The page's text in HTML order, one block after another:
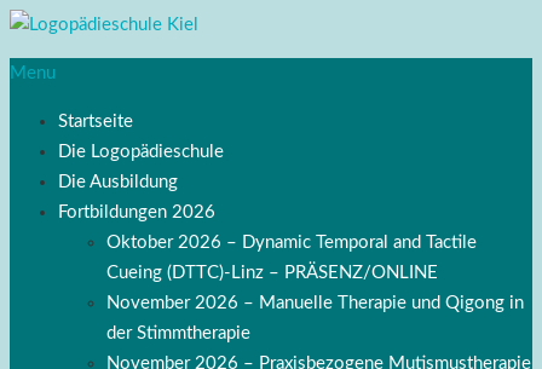
Menu
Startseite
Die Logopädieschule
Die Ausbildung
Fortbildungen 2026
Oktober 2026 – Dynamic Temporal and Tactile
Cueing (DTTC)-Linz – PRÄSENZ/ONLINE
November 2026 – Manuelle Therapie und Qigong in
der Stimmtherapie
November 2026 – Praxisbezogene Mutismustherapie